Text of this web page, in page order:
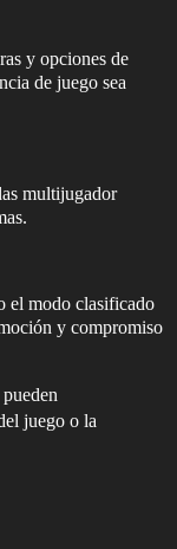
y opciones de
de juego sea
multijugador
el modo clasificado
y compromiso
juego o la